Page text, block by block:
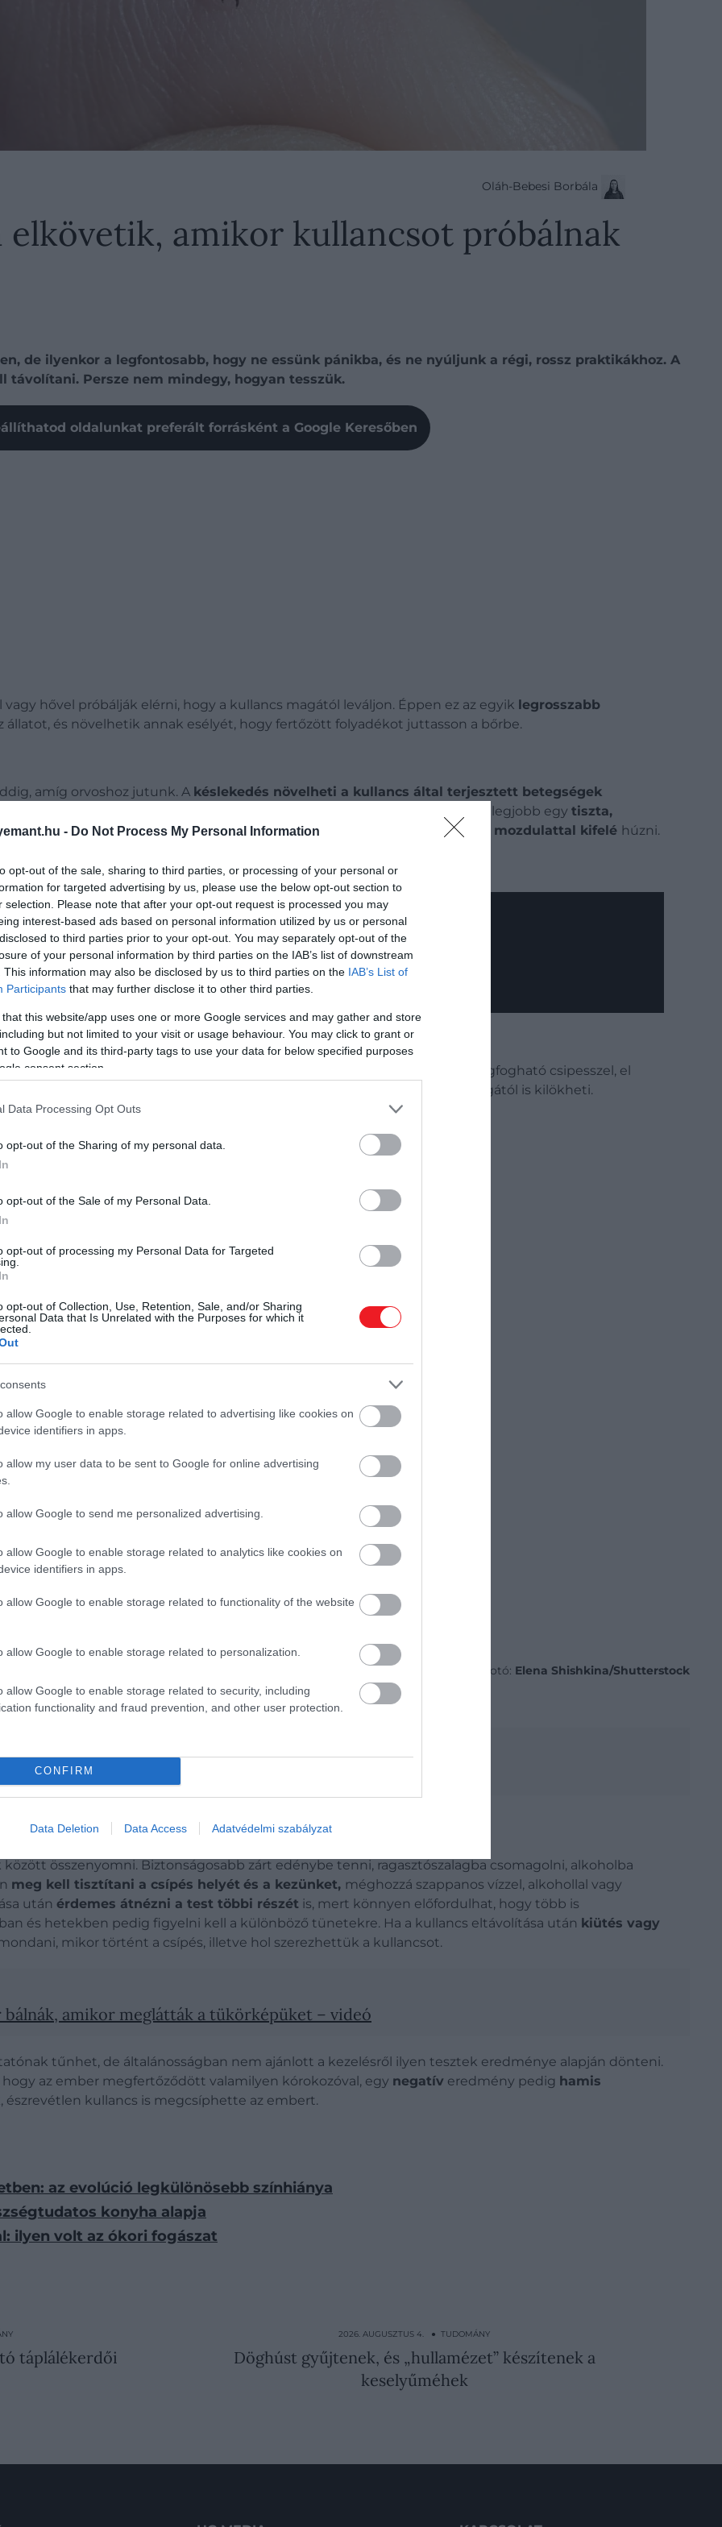
- Do Not Process My Personal Information
opt-out of the sale, sharing to third parties, or processing of your personal or
for targeted advertising by us, please use the below opt-out section to
selection. Please note that after your opt-out request is processed you may
interest-based ads based on personal information utilized by us or personal
to third parties prior to your opt-out. You may separately opt-out of the
of your personal information by third parties on the IAB’s list of downstream
This information may also be disclosed by us to third parties on the IAB’s List of
Participants that may further disclose it to other third parties.
that this website/app uses one or more Google services and may gather and store
but not limited to your visit or usage behaviour. You may click to grant or
to Google and its third-party tags to use your data for below specified purposes
consent section.
Data Processing Opt Outs
opt-out of the Sharing of my personal data.
opt-out of the Sale of my Personal Data.
opt-out of processing my Personal Data for Targeted
opt-out of Collection, Use, Retention, Sale, and/or Sharing
Data that Is Unrelated with the Purposes for which it
allow Google to enable storage related to advertising like cookies on
identifiers in apps.
allow my user data to be sent to Google for online advertising
allow Google to send me personalized advertising.
allow Google to enable storage related to analytics like cookies on
identifiers in apps.
allow Google to enable storage related to functionality of the website
allow Google to enable storage related to personalization.
allow Google to enable storage related to security, including
functionality and fraud prevention, and other user protection.
CONFIRM
Data Deletion Data Access Adatvédelmi szabályzat
Oláh-Bebesi Borbála
elkövetik, amikor kullancsot próbálnak
de ilyenkor a legfontosabb, hogy ne essünk pánikba, és ne nyúljunk a régi, rossz praktikákhoz. A
távolítani. Persze nem mindegy, hogyan tesszük.
oldalunkat preferált forrásként a Google Keresőben
hővel próbálják elérni, hogy a kullancs magától leváljon. Éppen ez az egyik legrosszabb
állatot, és növelhetik annak esélyét, hogy fertőzött folyadékot juttasson a bőrbe.
amíg orvoshoz jutunk. A késlekedés növelheti a kullancs által terjesztett betegségek
állatot minél hamarabb, határozott mozdulattal távolítsuk el. Ehhez a legjobb egy tiszta,
a lehető legközelebbkell megfogni, majd egyenletes, magabiztos mozdulattal kifelé húzni.
ajánlott, mert így a szájszerv egy része a bőrben maradhat.
piszkálni a sebet,
a CDC. Amennyiben a bennmaradt rész könnyen megfogható csipesszel, el
: a bőr gyógyulás közben idővel magától is kilökheti.
Fotó: Elena Shishkina/Shutterstock
lakás, ha erre a 6 dologra figyelünk
összenyomni. Biztonságosabb zárt edénybe tenni, ragasztószalagba csomagolni, alkoholba
meg kell tisztítani a csípés helyét és a kezünket, méghozzá szappanos vízzel, alkohollal vagy
után érdemes átnézni a test többi részét is, mert könnyen előfordulhat, hogy több is
és hetekben pedig figyelni kell a különböző tünetekre. Ha a kullancs eltávolítása után kiütés vagy
mikor történt a csípés, illetve hol szerezhettük a kullancsot.
amikor meglátták a tükörképüket – videó
tűnhet, de általánosságban nem ajánlott a kezelésről ilyen tesztek eredménye alapján dönteni.
az ember megfertőződött valamilyen kórokozóval, egy negatív eredmény pedig hamis
észrevétlen kullancs is megcsíphette az embert.
az evolúció legkülönösebb színhiánya
konyha alapja
ilyen volt az ókori fogászat
táplálékerdői
2026. AUGUSZTUS 4. ● TUDOMÁNY
Döghúst gyűjtenek, és „hullamézet” készítenek a
keselyűméhek